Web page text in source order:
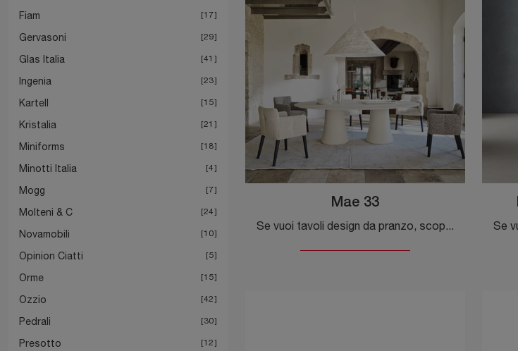
Fiam 17
Gervasoni 29
Glas Italia 41
Ingenia 23
Kartell 15
Kristalia 21
Miniforms 18
Minotti Italia 4
Mogg 7
Molteni & C 24
Novamobili 10
Opinion Ciatti 5
Orme 15
Ozzio 42
Pedrali 30
Presotto 12
Mae 33
Se vuoi tavoli design da pranzo, scopri i modelli fissi di Gervasoni: clicca e scopri il modello Mae 33 in materico.